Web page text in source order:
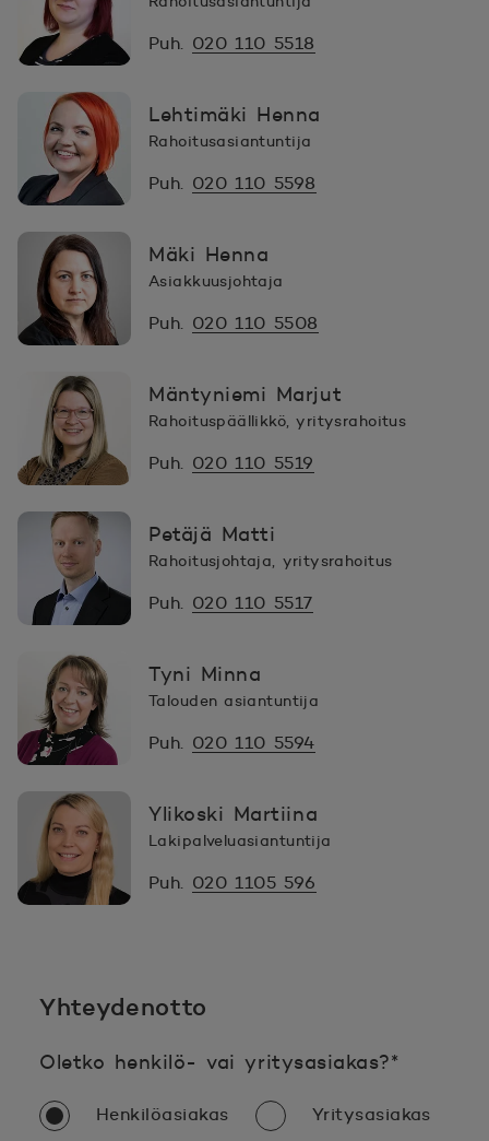
Puh. 020 110 5518
Lehtimäki Henna
Rahoitusasiantuntija
Puh. 020 110 5598
Mäki Henna
Asiakkuusjohtaja
Puh. 020 110 5508
Mäntyniemi Marjut
Rahoituspäällikkö, yritysrahoitus
Puh. 020 110 5519
Petäjä Matti
Rahoitusjohtaja, yritysrahoitus
Puh. 020 110 5517
Tyni Minna
Talouden asiantuntija
Puh. 020 110 5594
Ylikoski Martiina
Lakipalveluasiantuntija
Puh. 020 1105 596
Yhteydenotto
Oletko henkilö- vai yritysasiakas?*
Henkilöasiakas Yritysasiakas